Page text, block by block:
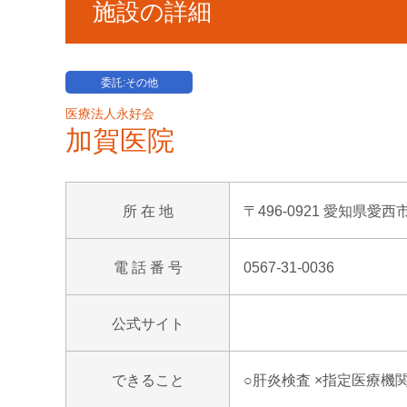
施設の詳細
委託:その他
医療法人永好会
加賀医院
所 在 地 〒496-0921 愛知県愛西
電 話 番 号 0567-31-0036
公式サイト
できること ○肝炎検査 ×指定医療機関